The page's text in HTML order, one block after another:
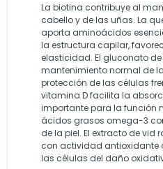
La biotina contribuye al
cabello y de las uñas. La
aporta aminoácidos
la estructura capilar,
elasticidad. El gluconato
mantenimiento normal de
protección de las células
vitamina D facilita la
importante para la función
ácidos grasos omega-3
de la piel. El extracto de vid
con actividad antioxidante
las células del daño